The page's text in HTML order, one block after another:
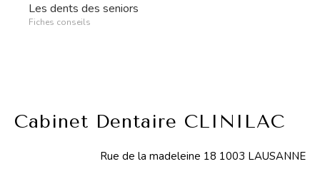
Les dents des seniors
Fiches conseils
Cabinet Dentaire CLINILAC
Rue de la madeleine 18 1003 LAUSANNE